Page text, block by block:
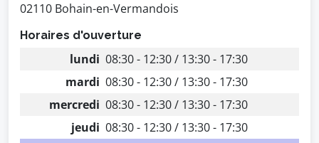
02110 Bohain-en-Vermandois
Horaires d'ouverture
lundi 08:30 - 12:30 / 13:30 - 17:30
mardi 08:30 - 12:30 / 13:30 - 17:30
mercredi 08:30 - 12:30 / 13:30 - 17:30
jeudi 08:30 - 12:30 / 13:30 - 17:30